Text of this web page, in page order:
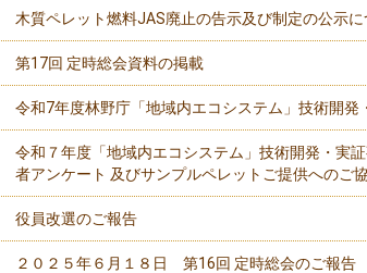
木質ペレット燃料JAS廃止の告示及び制定の公示に
第17回 定時総会資料の掲載
令和7年度林野庁「地域内エコシステム」技術開発
令和７年度「地域内エコシステム」技術開発・実
者アンケート 及びサンプルペレットご提供へのご
役員改選のご報告
２０２５年６月１８日 第16回 定時総会のご報告